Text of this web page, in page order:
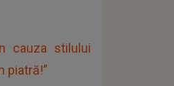
cauza stilului
piatră!”